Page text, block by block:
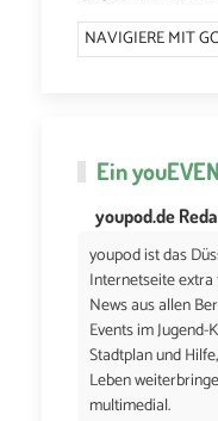
NAVIGIERE MIT
Ein
youpod.de
youpod ist das
Internetseite
News aus allen
Events im
Stadtplan und
Leben
multimedial.